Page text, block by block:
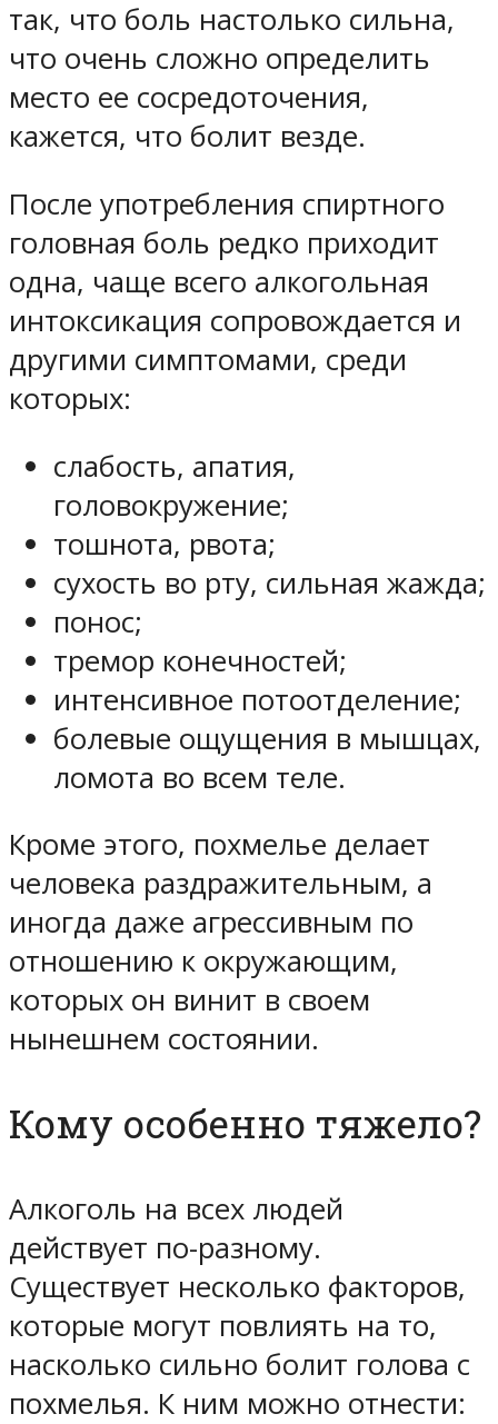
так, что боль настолько сильна,
что очень сложно определить
место ее сосредоточения,
кажется, что болит везде.
После употребления спиртного
головная боль редко приходит
одна, чаще всего алкогольная
интоксикация сопровождается и
другими симптомами, среди
которых:
слабость, апатия,
головокружение;
тошнота, рвота;
сухость во рту, сильная жажда;
понос;
тремор конечностей;
интенсивное потоотделение;
болевые ощущения в мышцах,
ломота во всем теле.
Кроме этого, похмелье делает
человека раздражительным, а
иногда даже агрессивным по
отношению к окружающим,
которых он винит в своем
нынешнем состоянии.
Кому особенно тяжело?
Алкоголь на всех людей
действует по-разному.
Существует несколько факторов,
которые могут повлиять на то,
насколько сильно болит голова с
похмелья. К ним можно отнести: